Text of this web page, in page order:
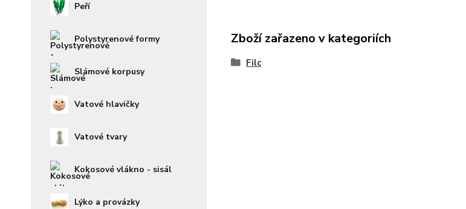
Peří
Polystyrenové formy
Slámové korpusy
Vatové hlavičky
Vatové tvary
Kokosové vlákno - sisál
Lýko a provázky
Zboží zařazeno v kategoriích
Filc